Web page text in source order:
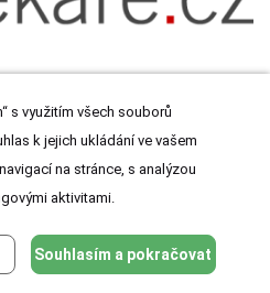
Všechna práva vyhrazena.
s využitím všech souborů
k jejich ukládání ve vašem
na stránce, s analýzou
aktivitami.
Souhlasím a pokračovat